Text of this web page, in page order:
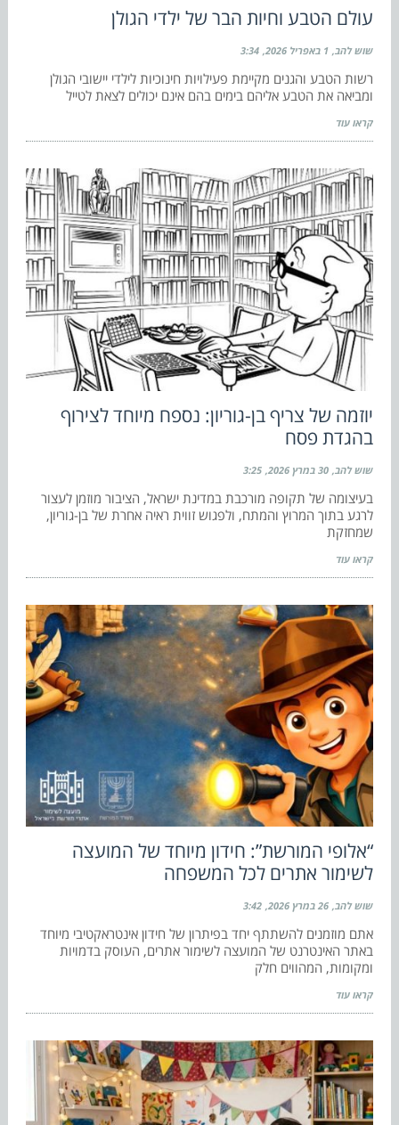
עולם הטבע וחיות הבר של ילדי הגולן
שוש להב 1 באפריל 2026 3:34
רשות הטבע והגנים מקיימת פעילויות חינוכיות לילדי יישובי הגולן
ומביאה את הטבע אליהם בימים בהם אינם יכולים לצאת לטייל
קראו עוד
יוזמה של צריף בן-גוריון: נספח מיוחד לצירוף
בהגדת פסח
שוש להב 30 במרץ 2026 3:25
בעיצומה של תקופה מורכבת במדינת ישראל, הציבור מוזמן לעצור
לרגע בתוך המרוץ והמתח, ולפגוש זווית ראיה אחרת של בן-גוריון,
שמחזקת
קראו עוד
“אלופי המורשת”: חידון מיוחד של המועצה
לשימור אתרים לכל המשפחה
שוש להב 26 במרץ 2026 3:42
אתם מוזמנים להשתתף יחד בפיתרון של חידון אינטראקטיבי מיוחד
באתר האינטרנט של המועצה לשימור אתרים, העוסק בדמויות
ומקומות, המהווים חלק
קראו עוד